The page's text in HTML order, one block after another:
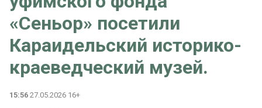
«Сеньор» посетили
Караидельский историко-
краеведческий музей.
15:56 27.05.2026 16+